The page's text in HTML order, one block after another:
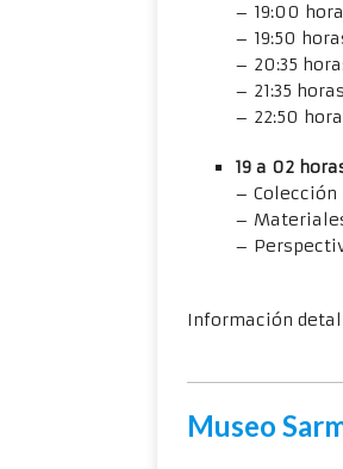
– 19:00
– 19:50
– 20:35
– 21:35
– 22:50
19 a 02
– Colección
–
–
Información
Museo